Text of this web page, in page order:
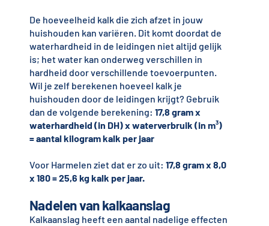
De hoeveelheid kalk die zich afzet in jouw
huishouden kan variëren. Dit komt doordat de
waterhardheid in de leidingen niet altijd gelijk
is; het water kan onderweg verschillen in
hardheid door verschillende toevoerpunten.
Wil je zelf berekenen hoeveel kalk je
huishouden door de leidingen krijgt? Gebruik
dan de volgende berekening: 17,8 gram x
waterhardheid (in DH) x waterverbruik (in m³)
= aantal kilogram kalk per jaar
Voor Harmelen ziet dat er zo uit: 17,8 gram x 8,0
x 180 = 25,6 kg kalk per jaar.
Nadelen van kalkaanslag
Kalkaanslag heeft een aantal nadelige effecten